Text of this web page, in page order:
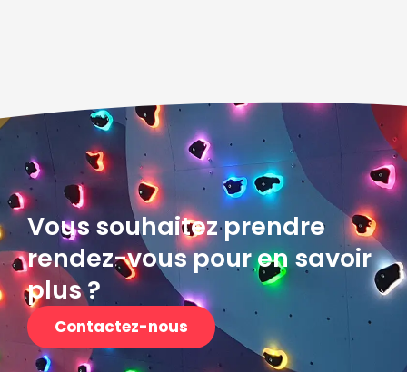
Vous souhaitez prendre
rendez-vous pour en savoir
plus ?
Contactez-nous